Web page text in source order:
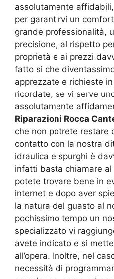
assolutamente
per garantirvi un
grande professionalità,
precisione, al rispetto
proprietà e ai prezzi
fatto si che
apprezzate e richieste
ricordate, se vi serve
assolutamente
Riparazioni Rocca
che non potrete restare
contatto con la nostra
idraulica e spurghi è
infatti basta chiamare
potete trovare bene in
internet e dopo aver
la natura del guasto al
pochissimo tempo un
specializzato vi
avete indicato e si
all’opera. Inoltre, nel
necessità di